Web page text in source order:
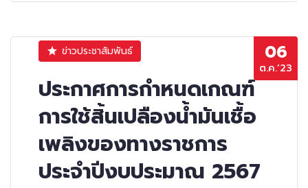
06
ต.ค.’23
ข่าวประชาสัมพันธ์
ประกาศการกำหนดเกณฑ์
การใช้สิ้นเปลืองน้ำมันเชื้อ
เพลิงของทางราชการ
ประจำปีงบประมาณ 2567